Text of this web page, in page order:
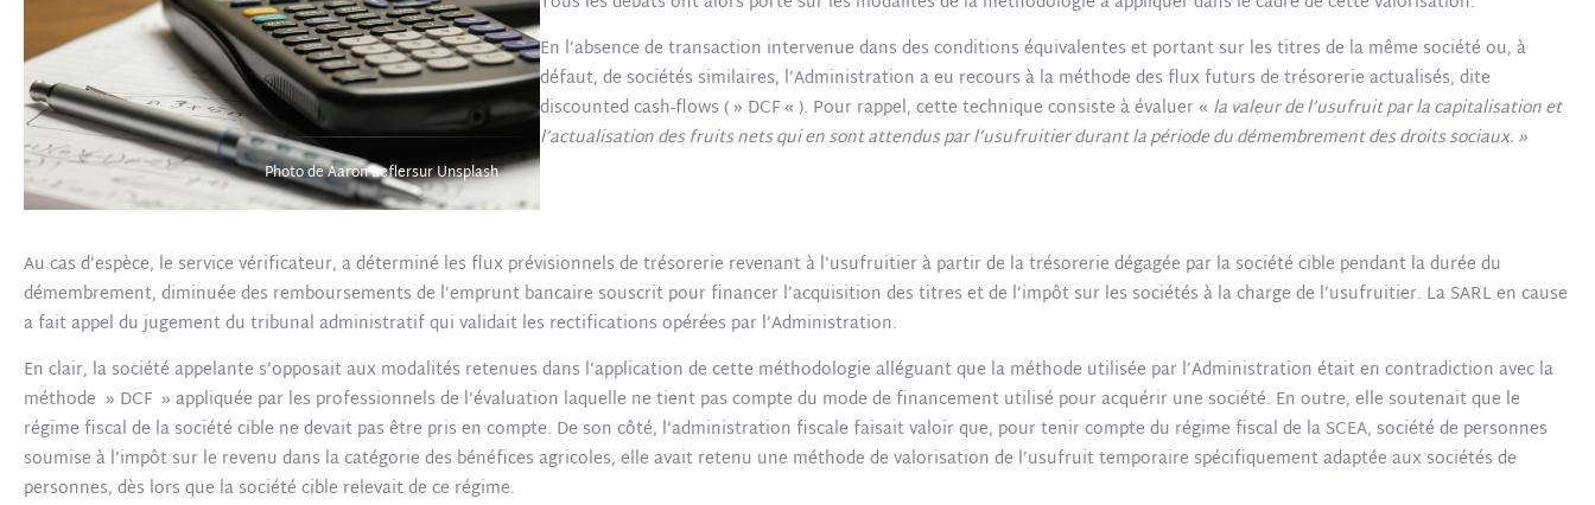
Photo de Aaron Leflersur Unsplash
En l’absence de transaction intervenue dans des conditions équivalentes et portant sur les titres de la même société ou, à
défaut, de sociétés similaires, l’Administration a eu recours à la méthode des flux futurs de trésorerie actualisés, dite
discounted cash-flows ( » DCF « ). Pour rappel, cette technique consiste à évaluer « la valeur de l’usufruit par la capitalisation et
l’actualisation des fruits nets qui en sont attendus par l’usufruitier durant la période du démembrement des droits sociaux. »
Au cas d’espèce, le service vérificateur, a déterminé les flux prévisionnels de trésorerie revenant à l’usufruitier à partir de la trésorerie dégagée par la société cible pendant la durée du
démembrement, diminuée des remboursements de l’emprunt bancaire souscrit pour financer l’acquisition des titres et de l’impôt sur les sociétés à la charge de l’usufruitier. La SARL en cause
a fait appel du jugement du tribunal administratif qui validait les rectifications opérées par l’Administration.
En clair, la société appelante s’opposait aux modalités retenues dans l’application de cette méthodologie alléguant que la méthode utilisée par l’Administration était en contradiction avec la
méthode » DCF » appliquée par les professionnels de l’évaluation laquelle ne tient pas compte du mode de financement utilisé pour acquérir une société. En outre, elle soutenait que le
régime fiscal de la société cible ne devait pas être pris en compte. De son côté, l’administration fiscale faisait valoir que, pour tenir compte du régime fiscal de la SCEA, société de personnes
soumise à l’impôt sur le revenu dans la catégorie des bénéfices agricoles, elle avait retenu une méthode de valorisation de l’usufruit temporaire spécifiquement adaptée aux sociétés de
personnes, dès lors que la société cible relevait de ce régime.